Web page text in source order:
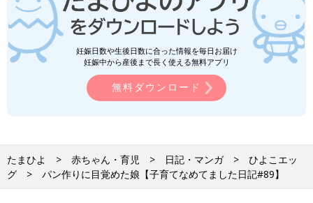
妊娠日数や生後日数に合った情報を毎日お届け
妊娠中から産後まで長く使える無料アプリ
無料ダウンロード
たまひよ 赤ちゃん・育児 日記・マンガ
ひよこエッ
グ
パン作りに目覚めた娘【子育てなめてました日記#89】